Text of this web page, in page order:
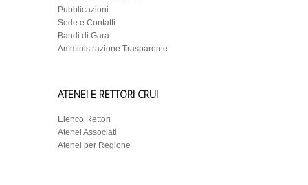
Pubblicazioni
Sede e Contatti
Bandi di Gara
Amministrazione Trasparente
ATENEI E RETTORI CRUI
Elenco Rettori
Atenei Associati
Atenei per Regione